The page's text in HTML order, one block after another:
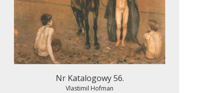
Nr Katalogowy 56.
Vlastimil Hofman